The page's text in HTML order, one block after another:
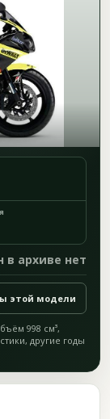
в архиве нет
этой модели
998 см³,
другие годы